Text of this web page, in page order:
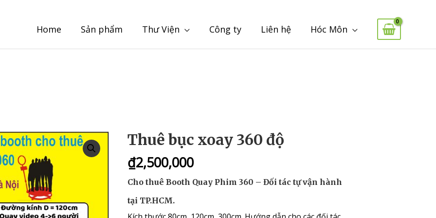
Home Sản phẩm Thư Viện Công ty Liên hệ Hóc Môn
Thuê bục xoay 360 độ
₫2,500,000
Cho thuê Booth Quay Phim 360 – Đối tác tự vận hành
tại TP.HCM.